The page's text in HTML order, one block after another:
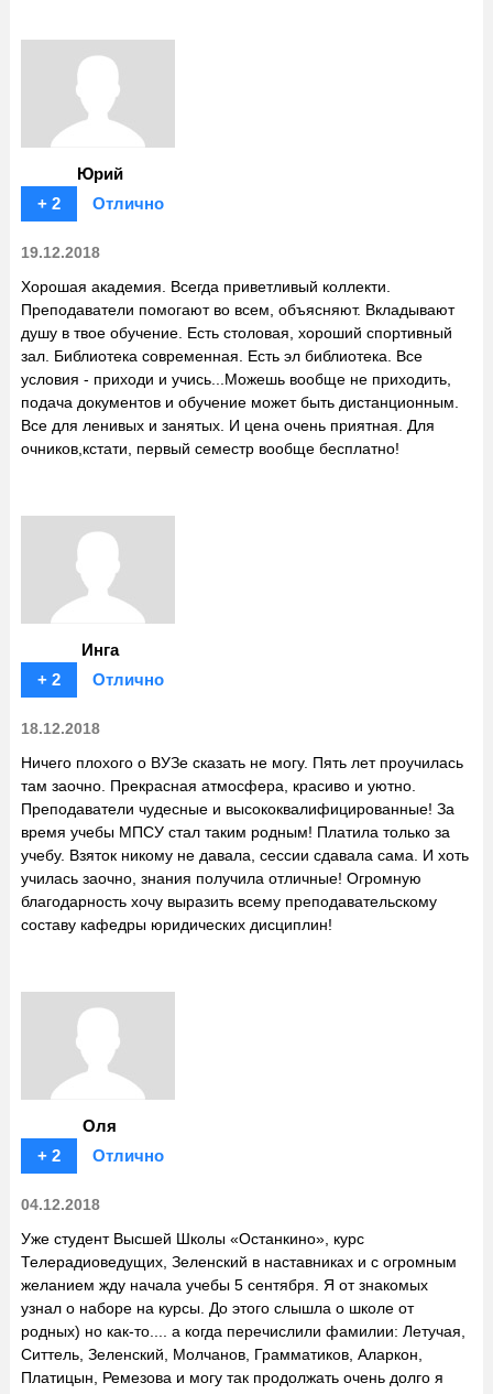
Юрий
+ 2
Отлично
19.12.2018
Хорошая академия. Всегда приветливый коллекти.
Преподаватели помогают во всем, объясняют. Вкладывают
душу в твое обучение. Есть столовая, хороший спортивный
зал. Библиотека современная. Есть эл библиотека. Все
условия - приходи и учись...Можешь вообще не приходить,
подача документов и обучение может быть дистанционным.
Все для ленивых и занятых. И цена очень приятная. Для
очников,кстати, первый семестр вообще бесплатно!
Инга
+ 2
Отлично
18.12.2018
Ничего плохого о ВУЗе сказать не могу. Пять лет проучилась
там заочно. Прекрасная атмосфера, красиво и уютно.
Преподаватели чудесные и высококвалифицированные! За
время учебы МПСУ стал таким родным! Платила только за
учебу. Взяток никому не давала, сессии сдавала сама. И хоть
училась заочно, знания получила отличные! Огромную
благодарность хочу выразить всему преподавательскому
составу кафедры юридических дисциплин!
Оля
+ 2
Отлично
04.12.2018
Уже студент Высшей Школы «Останкино», курс
Телерадиоведущих, Зеленский в наставниках и с огромным
желанием жду начала учебы 5 сентября. Я от знакомых
узнал о наборе на курсы. До этого слышла о школе от
родных) но как-то.... а когда перечислили фамилии: Летучая,
Ситтель, Зеленский, Молчанов, Грамматиков, Аларкон,
Платицын, Ремезова и могу так продолжать очень долго я